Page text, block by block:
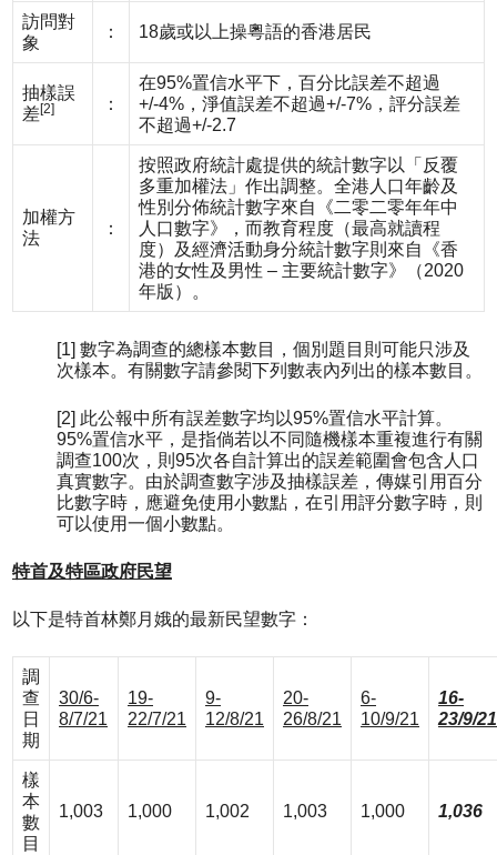
訪問對
象
： 18歲或以上操粵語的香港居民
抽樣誤
差[2] ：
在95%置信水平下，百分比誤差不超過
+/-4%，淨值誤差不超過+/-7%，評分誤差
不超過+/-2.7
加權方
法
：
按照政府統計處提供的統計數字以「反覆
多重加權法」作出調整。全港人口年齡及
性別分佈統計數字來自《二零二零年年中
人口數字》，而教育程度（最高就讀程
度）及經濟活動身分統計數字則來自《香
港的女性及男性 – 主要統計數字》（2020
年版）。
[1] 數字為調查的總樣本數目，個別題目則可能只涉及
次樣本。有關數字請參閱下列數表內列出的樣本數目。
[2] 此公報中所有誤差數字均以95%置信水平計算。
95%置信水平，是指倘若以不同隨機樣本重複進行有關
調查100次，則95次各自計算出的誤差範圍會包含人口
真實數字。由於調查數字涉及抽樣誤差，傳媒引用百分
比數字時，應避免使用小數點，在引用評分數字時，則
可以使用一個小數點。
特首及特區政府民望
以下是特首林鄭月娥的最新民望數字：
調
查
日
期
30/6-
8/7/21
19-
22/7/21
9-
12/8/21
20-
26/8/21
6-
10/9/21
16-
23/9/21
樣
本
數
目
1,003 1,000 1,002 1,003 1,000 1,036